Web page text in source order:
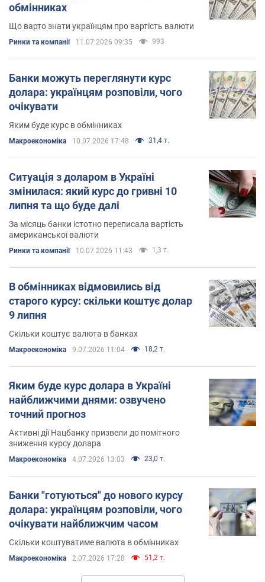
обмінниках
Що варто знати українцям про вартість валюти
Ринки та компанії 11.07.2026 09:35 993
Банки можуть переглянути курс
долара: українцям розповіли, чого
очікувати
Яким буде курс в обмінниках
Mакроекономіка 10.07.2026 17:48 31,4 т.
Ситуація з доларом в Україні
змінилася: який курс до гривні 10
липня та що буде далі
За місяць банки істотно переписала вартість
американської валюти
Ринки та компанії 10.07.2026 11:43 1,3 т.
В обмінниках відмовились від
старого курсу: скільки коштує долар
9 липня
Скільки коштує валюта в банках
Mакроекономіка 9.07.2026 11:04 18,2 т.
Яким буде курс долара в Україні
найближчими днями: озвучено
точний прогноз
Активні дії Нацбанку призвели до помітного
зниження курсу долара
Mакроекономіка 4.07.2026 13:03 23,0 т.
Банки "готуються" до нового курсу
долара: українцям розповіли, чого
очікувати найближчим часом
Скільки коштуватиме валюта в обмінниках
Mакроекономіка 2.07.2026 17:28 51,2 т.